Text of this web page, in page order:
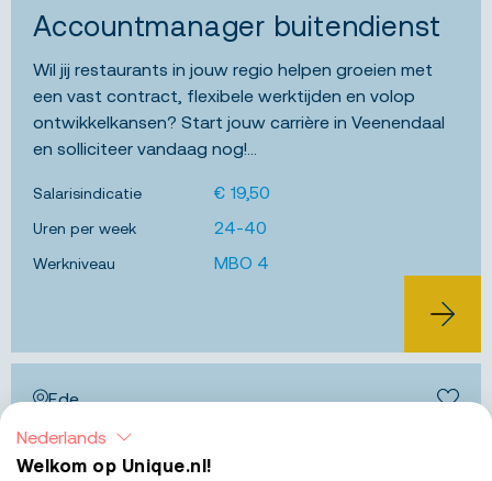
Accountmanager buitendienst
Wil jij restaurants in jouw regio helpen groeien met
een vast contract, flexibele werktijden en volop
ontwikkelkansen? Start jouw carrière in Veenendaal
en solliciteer vandaag nog!...
Salarisindicatie € 19,50
Uren per week 24-40
Werkniveau MBO 4
BEKIJK
Ede
Service medewerker parkeren
Nederlands
Welkom op Unique.nl!